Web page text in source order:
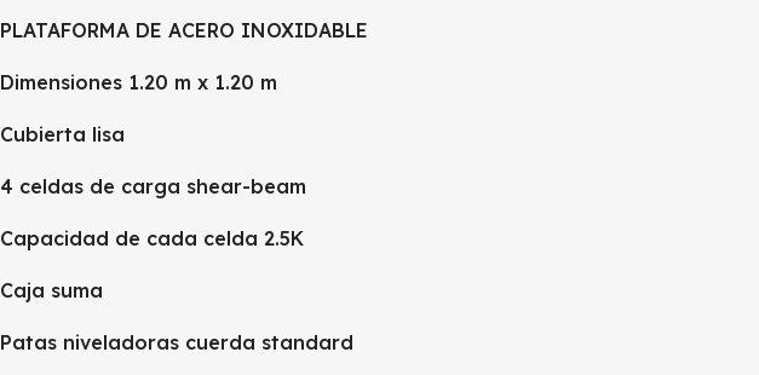
PLATAFORMA DE ACERO INOXIDABLE
Dimensiones 1.20 m x 1.20 m
Cubierta lisa
4 celdas de carga shear-beam
Capacidad de cada celda 2.5K
Caja suma
Patas niveladoras cuerda standard